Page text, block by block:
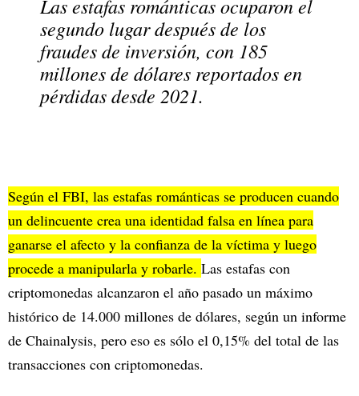
Las estafas románticas ocuparon el
segundo lugar después de los
fraudes de inversión, con 185
millones de dólares reportados en
pérdidas desde 2021.
Según el FBI, las estafas románticas se producen cuando
un delincuente crea una identidad falsa en línea para
ganarse el afecto y la confianza de la víctima y luego
procede a manipularla y robarle. Las estafas con
criptomonedas alcanzaron el año pasado un máximo
histórico de 14.000 millones de dólares, según un informe
de Chainalysis, pero eso es sólo el 0,15% del total de las
transacciones con criptomonedas.